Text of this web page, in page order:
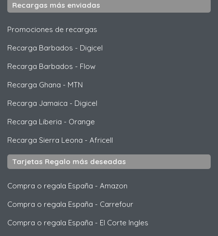
Recargas más enviadas
Promociones de recargas
Recarga Barbados - Digicel
Recarga Barbados - Flow
Recarga Ghana - MTN
Recarga Jamaica - Digicel
Recarga Liberia - Orange
Recarga Sierra Leona - Africell
Tarjetas Regalo más deseadas
Compra o regala España - Amazon
Compra o regala España - Carrefour
Compra o regala España - El Corte Ingles